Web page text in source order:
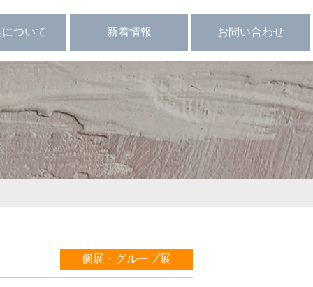
ついて
定 款 関連サイト
新着情報
会員向け
お問い合わせ
個展・グループ展